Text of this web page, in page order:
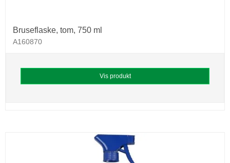
Bruseflaske, tom, 750 ml
A160870
Vis produkt